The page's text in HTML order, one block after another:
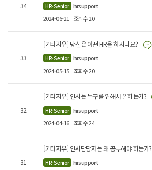
34 HR-Senior hrsupport
2024-06-21
조회수 20
33
[기타자유] 당신은 어떤 HR을 하시나요?
HR-Senior hrsupport
2024-05-15 조회수 20
32
[기타자유] 인사는 누구를 위해서 일하는가?
HR-Senior hrsupport
2024-04-16 조회수 24
31
[기타자유] 인사담당자는 왜 공부해야 하는가?
HR-Senior hrsupport